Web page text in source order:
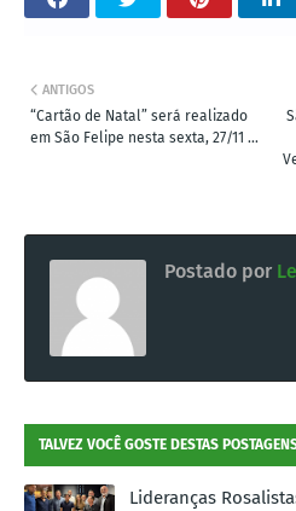
ANTIGOS
“Cartão de Natal” será realizado
em São Felipe nesta sexta, 27/11 ...
Postado por
TALVEZ VOCÊ GOSTE DESTAS
Lideranças